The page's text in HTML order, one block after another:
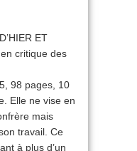
ET
critique des
98 pages, 10
Elle ne vise en
mais
travail. Ce
à plus d’un